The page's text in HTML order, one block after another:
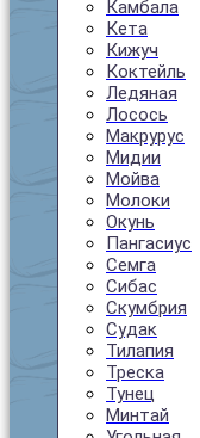
Камбала
Кета
Кижуч
Коктейль
Ледяная
Лосось
Макрурус
Мидии
Мойва
Молоки
Окунь
Пангасиус
Семга
Сибас
Скумбрия
Судак
Тилапия
Треска
Тунец
Минтай